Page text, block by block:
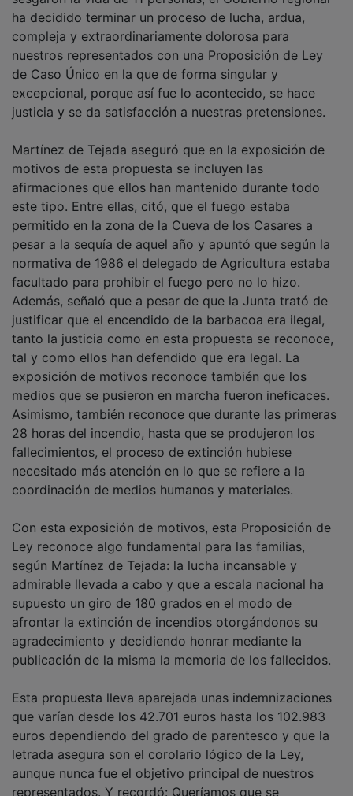
sesgaron la vida de 11 personas, el Gobierno regional
ha decidido terminar un proceso de lucha, ardua,
compleja y extraordinariamente dolorosa para
nuestros representados con una Proposición de Ley
de Caso Único en la que de forma singular y
excepcional, porque así fue lo acontecido, se hace
justicia y se da satisfacción a nuestras pretensiones.
Martínez de Tejada aseguró que en la exposición de
motivos de esta propuesta se incluyen las
afirmaciones que ellos han mantenido durante todo
este tipo. Entre ellas, citó, que el fuego estaba
permitido en la zona de la Cueva de los Casares a
pesar a la sequía de aquel año y apuntó que según la
normativa de 1986 el delegado de Agricultura estaba
facultado para prohibir el fuego pero no lo hizo.
Además, señaló que a pesar de que la Junta trató de
justificar que el encendido de la barbacoa era ilegal,
tanto la justicia como en esta propuesta se reconoce,
tal y como ellos han defendido que era legal. La
exposición de motivos reconoce también que los
medios que se pusieron en marcha fueron ineficaces.
Asimismo, también reconoce que durante las primeras
28 horas del incendio, hasta que se produjeron los
fallecimientos, el proceso de extinción hubiese
necesitado más atención en lo que se refiere a la
coordinación de medios humanos y materiales.
Con esta exposición de motivos, esta Proposición de
Ley reconoce algo fundamental para las familias,
según Martínez de Tejada: la lucha incansable y
admirable llevada a cabo y que a escala nacional ha
supuesto un giro de 180 grados en el modo de
afrontar la extinción de incendios otorgándonos su
agradecimiento y decidiendo honrar mediante la
publicación de la misma la memoria de los fallecidos.
Esta propuesta lleva aparejada unas indemnizaciones
que varían desde los 42.701 euros hasta los 102.983
euros dependiendo del grado de parentesco y que la
letrada asegura son el corolario lógico de la Ley,
aunque nunca fue el objetivo principal de nuestros